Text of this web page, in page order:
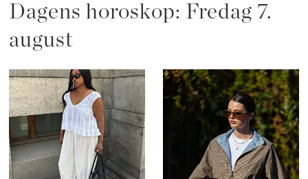
Dagens horoskop: Fredag 7.
august